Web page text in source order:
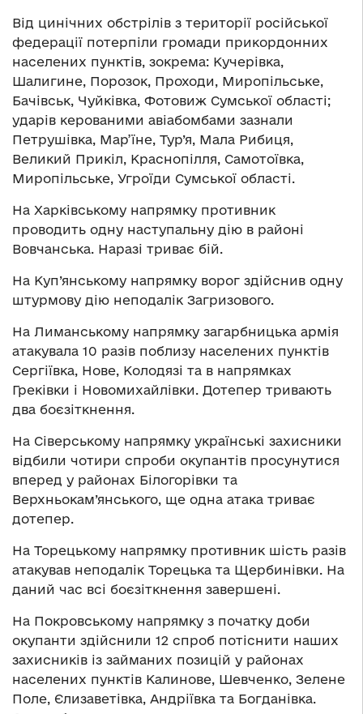
Від цинічних обстрілів з території російської
федерації потерпіли громади прикордонних
населених пунктів, зокрема: Кучерівка,
Шалигине, Порозок, Проходи, Миропільське,
Бачівськ, Чуйківка, Фотовиж Сумської області;
ударів керованими авіабомбами зазнали
Петрушівка, Мар’їне, Тур’я, Мала Рибиця,
Великий Прикіл, Краснопілля, Самотоївка,
Миропільське, Угроїди Сумської області.
На Харківському напрямку противник
проводить одну наступальну дію в районі
Вовчанська. Наразі триває бій.
На Куп’янському напрямку ворог здійснив одну
штурмову дію неподалік Загризового.
На Лиманському напрямку загарбницька армія
атакувала 10 разів поблизу населених пунктів
Сергіївка, Нове, Колодязі та в напрямках
Греківки і Новомихайлівки. Дотепер тривають
два боєзіткнення.
На Сіверському напрямку українські захисники
відбили чотири спроби окупантів просунутися
вперед у районах Білогорівки та
Верхньокам’янського, ще одна атака триває
дотепер.
На Торецькому напрямку противник шість разів
атакував неподалік Торецька та Щербинівки. На
даний час всі боєзіткнення завершені.
На Покровському напрямку з початку доби
окупанти здійснили 12 спроб потіснити наших
захисників із займаних позицій у районах
населених пунктів Калинове, Шевченко, Зелене
Поле, Єлизаветівка, Андріївка та Богданівка.